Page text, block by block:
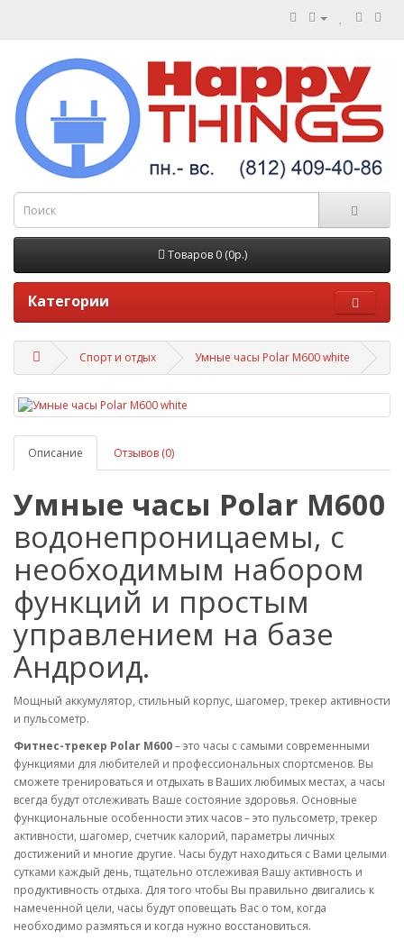
Товаров 0 (0р.)
Категории
Спорт и отдых Умные часы Polar M600 white
Описание Отзывов (0)
Умные часы Polar M600
водонепроницаемы, с
необходимым набором
функций и простым
управлением на базе
Андроид.
Мощный аккумулятор, стильный корпус, шагомер, трекер активности
и пульсометр.
Фитнес-трекер Polar M600– это часы с самыми современными
функциями для любителей и профессиональных спортсменов. Вы
сможете тренироваться и отдыхать в Ваших любимых местах, а часы
всегда будут отслеживать Ваше состояние здоровья. Основные
функциональные особенности этих часов – это пульсометр, трекер
активности, шагомер, счетчик калорий, параметры личных
достижений и многие другие. Часы будут находиться с Вами целыми
сутками каждый день, тщательно отслеживая Вашу активность и
продуктивность отдыха. Для того чтобы Вы правильно двигались к
намеченной цели, часы будут оповещать Вас о том, когда
необходимо размяться и когда нужно восстановиться.